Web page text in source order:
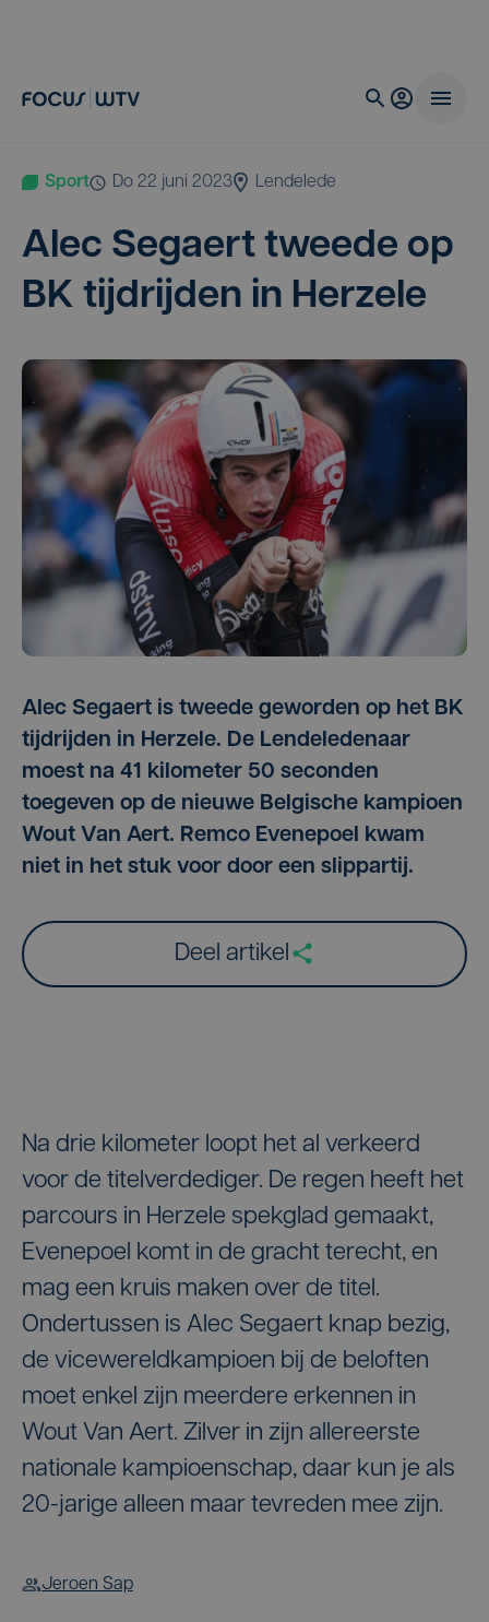
Sport do 22 juni 2023 Lendelede
Alec Segaert twee­de op
BK tijd­rij­den in Herzele
Alec Segaert is tweede geworden op het BK
tijdrijden in Herzele. De Lendeledenaar
moest na 41 kilometer 50 seconden
toegeven op de nieuwe Belgische kampioen
Wout Van Aert. Remco Evenepoel kwam
niet in het stuk voor door een slippartij.
Deel artikel
Na drie kilometer loopt het al verkeerd
voor de titelverdediger. De regen heeft het
parcours in Herzele spekglad gemaakt,
Evenepoel komt in de gracht terecht, en
mag een kruis maken over de titel.
Ondertussen is Alec Segaert knap bezig,
de vicewereldkampioen bij de beloften
moet enkel zijn meerdere erkennen in
Wout Van Aert. Zilver in zijn allereerste
nationale kampioenschap, daar kun je als
20-jarige alleen maar tevreden mee zijn.
Jeroen Sap